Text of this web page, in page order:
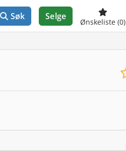
Søk Selge
Ønskeliste (0)